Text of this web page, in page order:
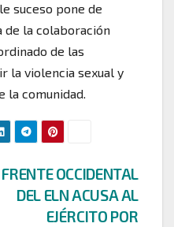
suceso pone de
la colaboración
de las
la violencia sexual y
la comunidad.
FRENTE OCCIDENTAL
DEL ELN ACUSA AL
EJÉRCITO POR